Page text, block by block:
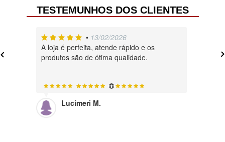
TESTEMUNHOS DOS CLIENTES
• 13/02/2026
A loja é perfeita, atende rápido e os
produtos são de ótima qualidade.
Lucimeri M.